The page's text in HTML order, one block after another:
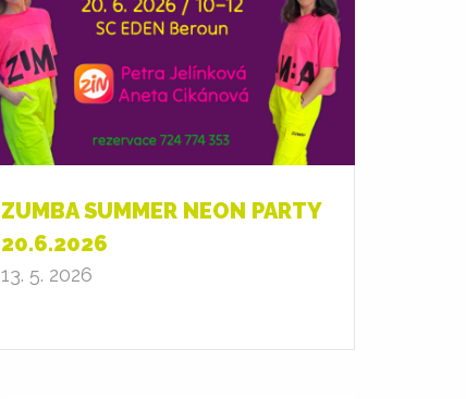
ZUMBA SUMMER NEON PARTY
20.6.2026
13. 5. 2026